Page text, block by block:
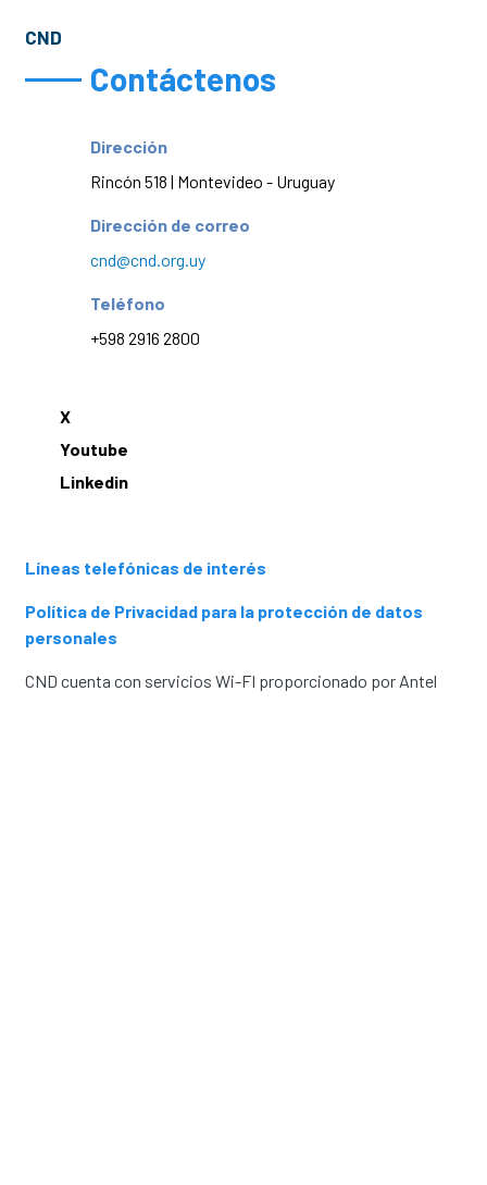
CND
Contáctenos
Dirección
Rincón 518 | Montevideo - Uruguay
Dirección de correo
cnd@cnd.org.uy
Teléfono
+598 2916 2800
X
Youtube
Linkedin
Líneas telefónicas de interés
Política de Privacidad para la protección de datos
personales
CND cuenta con servicios Wi-FI proporcionado por Antel